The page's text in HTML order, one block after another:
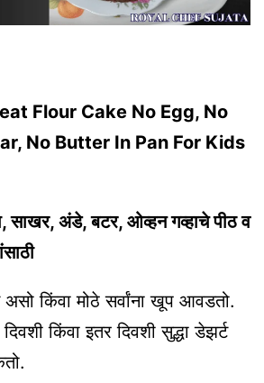
Flour Cake No Egg, No
No Butter In Pan For Kids
साखर, अंडे, बटर, ओव्हन गव्हाचे पीठ व
किंवा मोठे सर्वांना खूप आवडतो.
किंवा इतर दिवशी सुद्धा डेझर्ट